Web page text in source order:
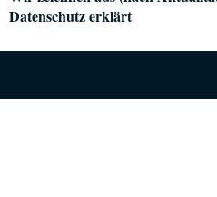
Datenschutz erklärt